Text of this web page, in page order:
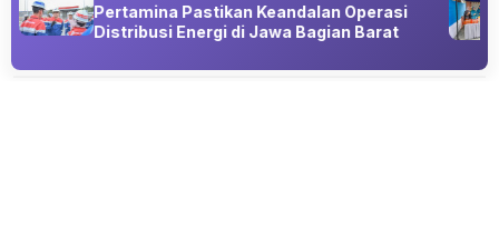
Pertamina Pastikan Keandalan Operasi
Distribusi Energi di Jawa Bagian Barat